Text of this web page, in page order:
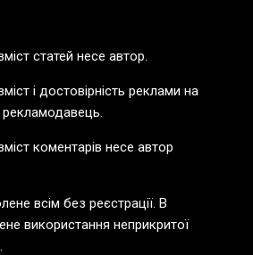
статей несе автор.
і достовірність реклами на
рекламодавець.
коментарів несе автор
всім без реєстрації. В
використання неприкритої